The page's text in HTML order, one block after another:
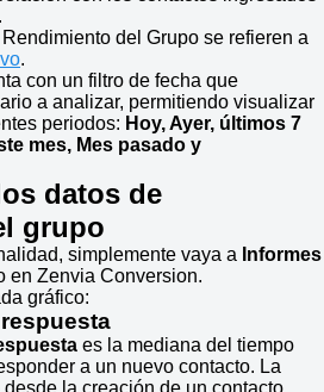
del Grupo se refieren a
.
con un filtro de fecha que
a analizar, permitiendo visualizar
periodos: Hoy, Ayer, últimos 7
mes, Mes pasado y
datos de
grupo
simplemente vaya a Informes
en Zenvia Conversion.
gráfico:
es la mediana del tiempo
a un nuevo contacto. La
la creación de un contacto